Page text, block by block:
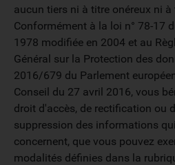
aucun tiers ni à titre onéreux ni
Conformément à la loi n° 78-17
1978 modifiée en 2004 et au
Général sur la Protection des
2016/679 du Parlement
Conseil du 27 avril 2016, vous
droit d'accès, de rectification ou
suppression des informations
concernent, que vous pouvez
modalités définies dans la